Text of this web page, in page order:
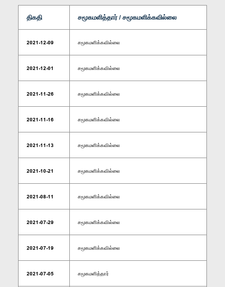
திகதி சமூகமளித்தார் / சமூகமளிக்கவில்லை
2021-12-09 சமூகமளிக்கவில்லை
2021-12-01 சமூகமளிக்கவில்லை
2021-11-26 சமூகமளிக்கவில்லை
2021-11-16 சமூகமளிக்கவில்லை
2021-11-13 சமூகமளிக்கவில்லை
2021-10-21 சமூகமளிக்கவில்லை
2021-08-11 சமூகமளிக்கவில்லை
2021-07-29 சமூகமளிக்கவில்லை
2021-07-19 சமூகமளிக்கவில்லை
2021-07-05 சமூகமளித்தார்